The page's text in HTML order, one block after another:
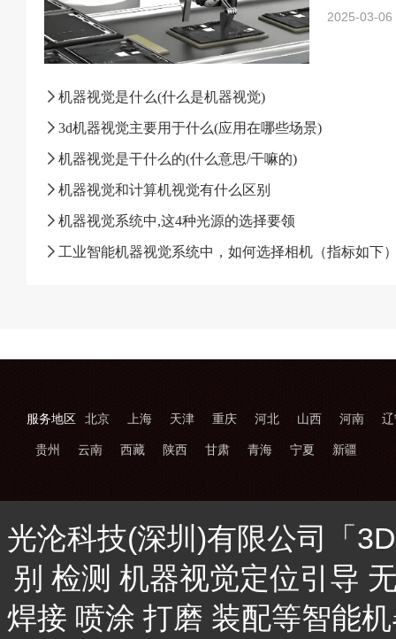
2025-03-06
机器视觉是什么(什么是机器视觉)
3d机器视觉主要用于什么(应用在哪些场景)
机器视觉是干什么的(什么意思/干嘛的)
机器视觉和计算机视觉有什么区别
机器视觉系统中,这4种光源的选择要领
工业智能机器视觉系统中，如何选择相机（指标如下
服务地区 北京 上海 天津 重庆 河北 山西 河南
贵州 云南 西藏 陕西 甘肃 青海 宁夏 新疆
光沦科技(深圳)有限公司「
别 检测 机器视觉定位引导
焊接 喷涂 打磨 装配等智能